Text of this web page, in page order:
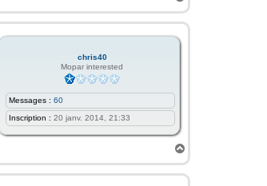
a
t
chris40
Mopar interested
Messages : 60
Inscription : 20 janv. 2014, 21:33
a
t